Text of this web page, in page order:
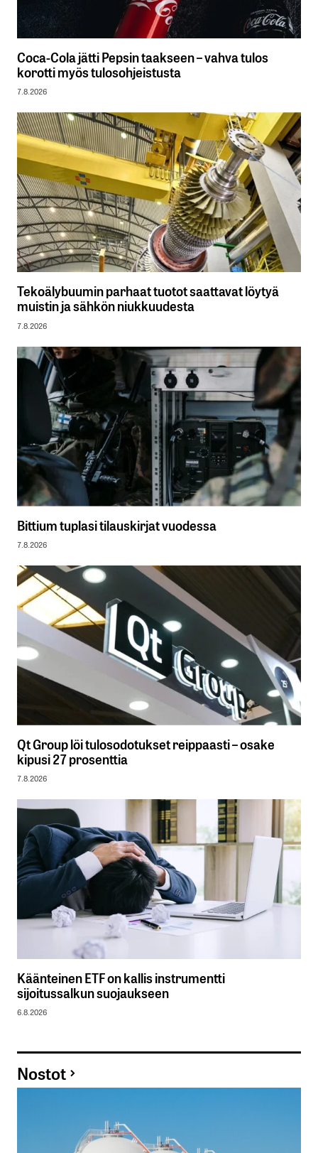
Coca-Cola jätti Pepsin taakseen – vahva tulos
korotti myös tulosohjeistusta
7.8.2026
Tekoälybuumin parhaat tuotot saattavat löytyä
muistin ja sähkön niukkuudesta
7.8.2026
Bittium tuplasi tilauskirjat vuodessa
7.8.2026
Qt Group löi tulosodotukset reippaasti – osake
kipusi 27 prosenttia
7.8.2026
Käänteinen ETF on kallis instrumentti
sijoitussalkun suojaukseen
6.8.2026
Nostot